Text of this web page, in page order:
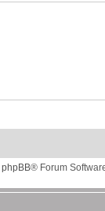
phpBB® Forum